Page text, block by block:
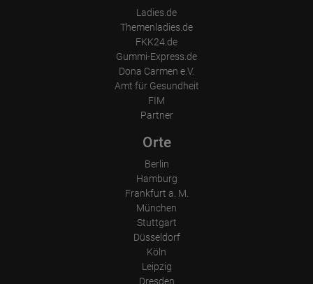
Ladies.de
Themenladies.de
FKK24.de
Gummi-Express.de
Dona Carmen e.V.
Amt für Gesundheit
FIM
Partner
Orte
Berlin
Hamburg
Frankfurt a. M.
München
Stuttgart
Düsseldorf
Köln
Leipzig
Dresden